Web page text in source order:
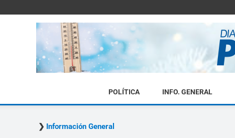
POLÍTICA INFO. GENERAL
Información General